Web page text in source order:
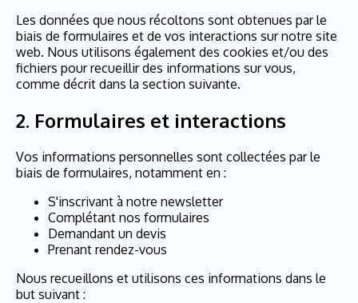
Les données que nous récoltons sont obtenues par le
biais de formulaires et de vos interactions sur notre site
web. Nous utilisons également des cookies et/ou des
fichiers pour recueillir des informations sur vous,
comme décrit dans la section suivante.
2. Formulaires et interactions
Vos informations personnelles sont collectées par le
biais de formulaires, notamment en :
S'inscrivant à notre newsletter
Complétant nos formulaires
Demandant un devis
Prenant rendez-vous
Nous recueillons et utilisons ces informations dans le
but suivant :